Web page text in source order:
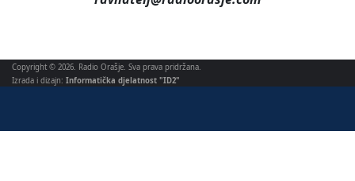
Copyright © 2026. Radio Orašje. Sva prava pridržana.
Izrada i dizajn: Informatička djelatnost "ID2"